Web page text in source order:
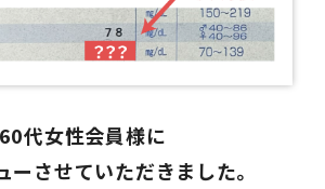
60代女性会員様に
ーさせていただきました。